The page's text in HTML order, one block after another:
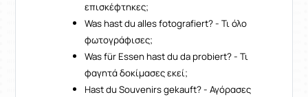
επισκέφτηκες;
Was hast du alles fotografiert? - Τι όλο
φωτογράφισες;
Was für Essen hast du da probiert? - Τι
φαγητά δοκίμασες εκεί;
Hast du Souvenirs gekauft? - Αγόρασες